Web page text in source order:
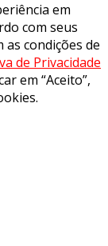
em
com seus
as condições de
de Privacidade
em “Aceito”,